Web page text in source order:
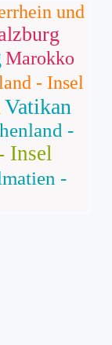
und
Marokko
- Insel
Vatikan
-
Insel
-